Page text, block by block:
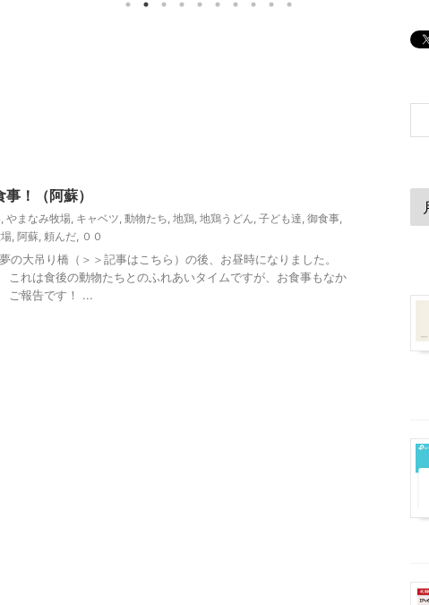
！（阿蘇）
やまなみ牧場 キャベツ 動物たち 地鶏 地鶏うどん 子ども達 御食事
阿蘇 頼んだ ００
の大吊り橋（＞＞記事はこちら）の後、お昼時になりました。
これは食後の動物たちとのふれあいタイムですが、お食事もなか
ご報告です！ ...